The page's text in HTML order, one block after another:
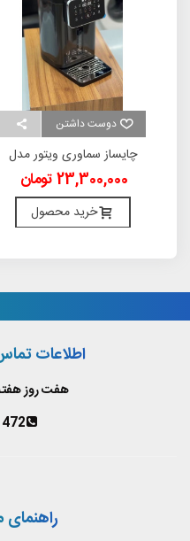
دوست داشتن
چایساز سماوری ویتور مدل
Flamme
23,300,000 تومان
خرید محصول
اطلاعات
هفت روز هفته 9 صبح الی